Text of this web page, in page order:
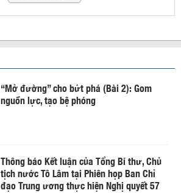
“Mở đường” cho bứt phá (Bài 2): Gom
nguồn lực, tạo bệ phóng
Thông báo Kết luận của Tổng Bí thư, Chủ
tịch nước Tô Lâm tại Phiên họp Ban Chỉ
đạo Trung ương thực hiện Nghị quyết 57